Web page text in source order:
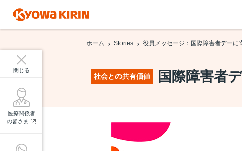
閉じる
医療関係者
の皆さま
ホーム Stories 役員メッセージ：国際障害者デーに
社会との共有価値 国際障害者